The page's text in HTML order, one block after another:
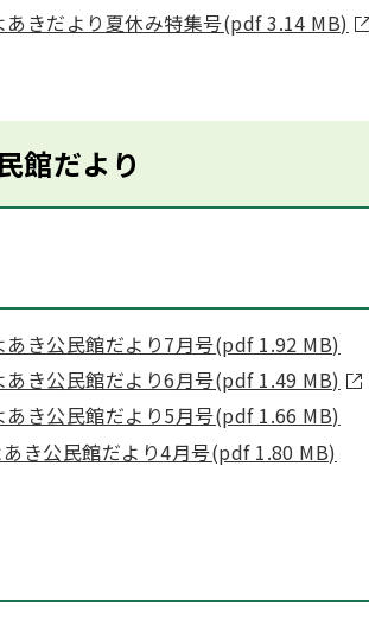
あきだより夏休み特集号(pdf 3.14 MB)
館だより
あき公民館だより7月号(pdf 1.92 MB)
あき公民館だより6月号(pdf 1.49 MB)
あき公民館だより5月号(pdf 1.66 MB)
き公民館だより4月号(pdf 1.80 MB)